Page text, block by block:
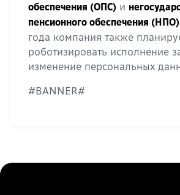
обеспечения (ОПС) и
пенсионного обеспечения
года компания также
роботизировать исполнение
изменение персональных
#BANNER#